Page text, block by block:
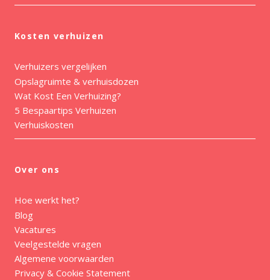
Kosten verhuizen
Verhuizers vergelijken
Opslagruimte & verhuisdozen
Wat Kost Een Verhuizing?
5 Bespaartips Verhuizen
Verhuiskosten
Over ons
Hoe werkt het?
Blog
Vacatures
Veelgestelde vragen
Algemene voorwaarden
Privacy & Cookie Statement